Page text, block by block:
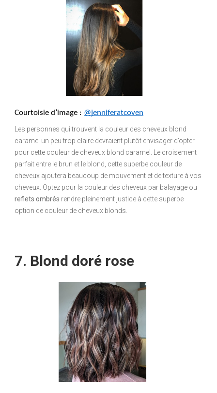
Courtoisie d’image : @jenniferatcoven
Les personnes qui trouvent la couleur des cheveux blond
caramel un peu trop claire devraient plutôt envisager d’opter
pour cette couleur de cheveux blond caramel. Le croisement
parfait entre le brun et le blond, cette superbe couleur de
cheveux ajoutera beaucoup de mouvement et de texture à vos
cheveux. Optez pour la couleur des cheveux par balayage ou
reflets ombrés rendre pleinement justice à cette superbe
option de couleur de cheveux blonds.
7. Blond doré rose